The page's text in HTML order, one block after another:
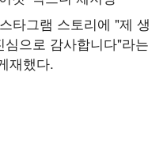
타그램 스토리에 "제 생
으로 감사합니다"라는
재했다.